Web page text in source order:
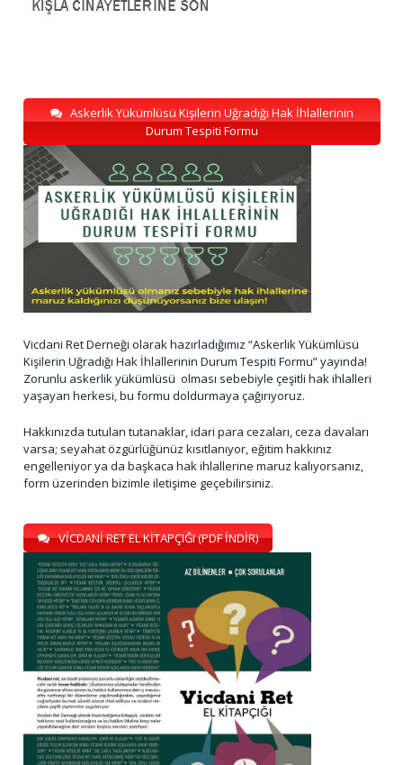
Askerlik Yükümlüsü Kişilerin Uğradığı Hak İhlallerinin
Durum Tespiti Formu
Vicdani Ret Derneği olarak hazırladığımız “Askerlik Yükümlüsü
Kişilerin Uğradığı Hak İhlallerinin Durum Tespiti Formu” yayında!
Zorunlu askerlik yükümlüsü olması sebebiyle çeşitli hak ihlalleri
yaşayan herkesi, bu formu doldurmaya çağırıyoruz.
Hakkınızda tutulan tutanaklar, idari para cezaları, ceza davaları
varsa; seyahat özgürlüğünüz kısıtlanıyor, eğitim hakkınız
engelleniyor ya da başkaca hak ihlallerine maruz kalıyorsanız,
form üzerinden bizimle iletişime geçebilirsiniz.
VİCDANİ RET EL KİTAPÇIĞI (PDF İNDİR)